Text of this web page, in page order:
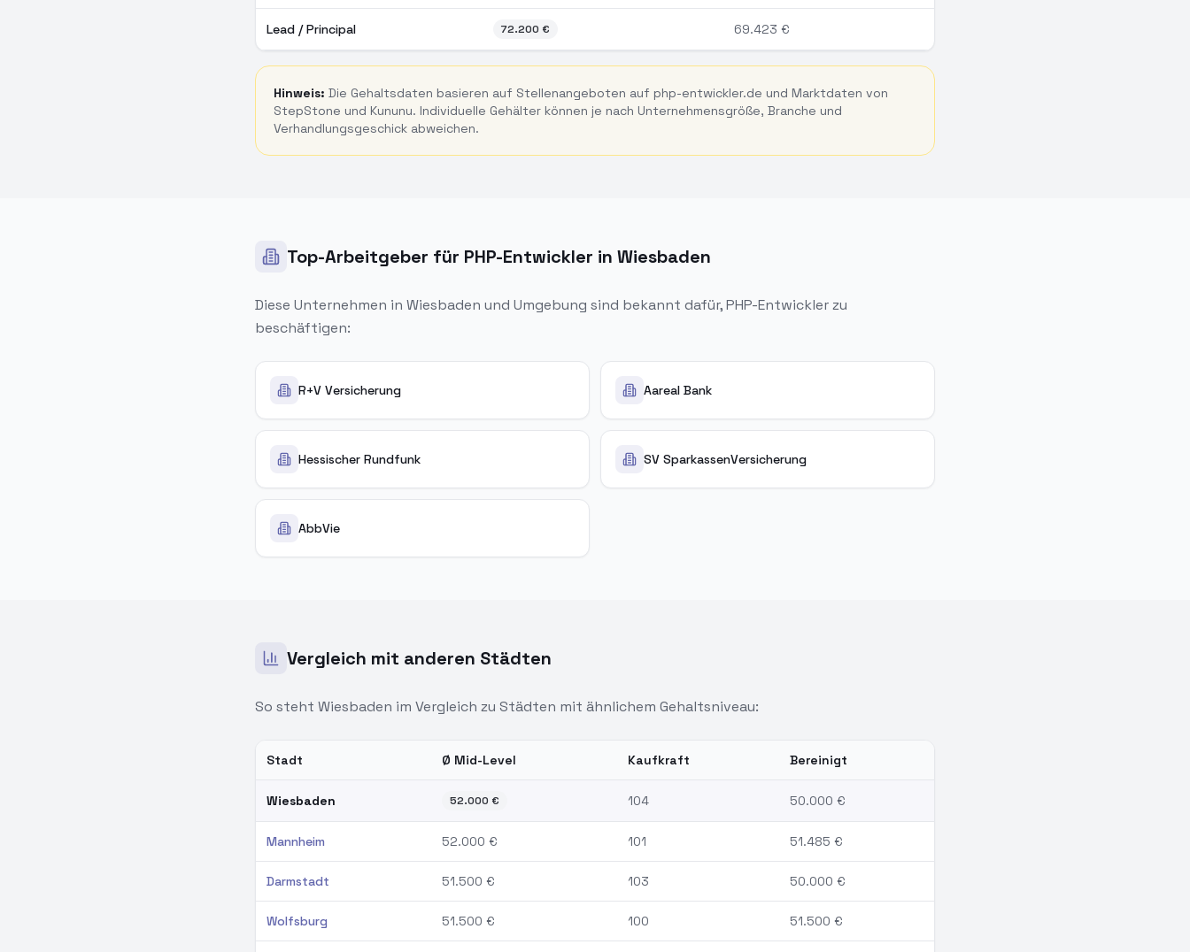
Lead / Principal 72.200 € 69.423 €
Hinweis: Die Gehaltsdaten basieren auf Stellenangeboten auf php-entwickler.de und Marktdaten von
StepStone und Kununu. Individuelle Gehälter können je nach Unternehmensgröße, Branche und
Verhandlungsgeschick abweichen.
Top-Arbeitgeber für PHP-Entwickler in Wiesbaden
Diese Unternehmen in Wiesbaden und Umgebung sind bekannt dafür, PHP-Entwickler zu
beschäftigen:
R+V Versicherung Aareal Bank
Hessischer Rundfunk SV SparkassenVersicherung
AbbVie
Vergleich mit anderen Städten
So steht Wiesbaden im Vergleich zu Städten mit ähnlichem Gehaltsniveau:
Stadt Ø Mid-Level Kaufkraft Bereinigt
Wiesbaden 52.000 € 104 50.000 €
Mannheim 52.000 € 101 51.485 €
Darmstadt 51.500 € 103 50.000 €
Wolfsburg 51.500 € 100 51.500 €